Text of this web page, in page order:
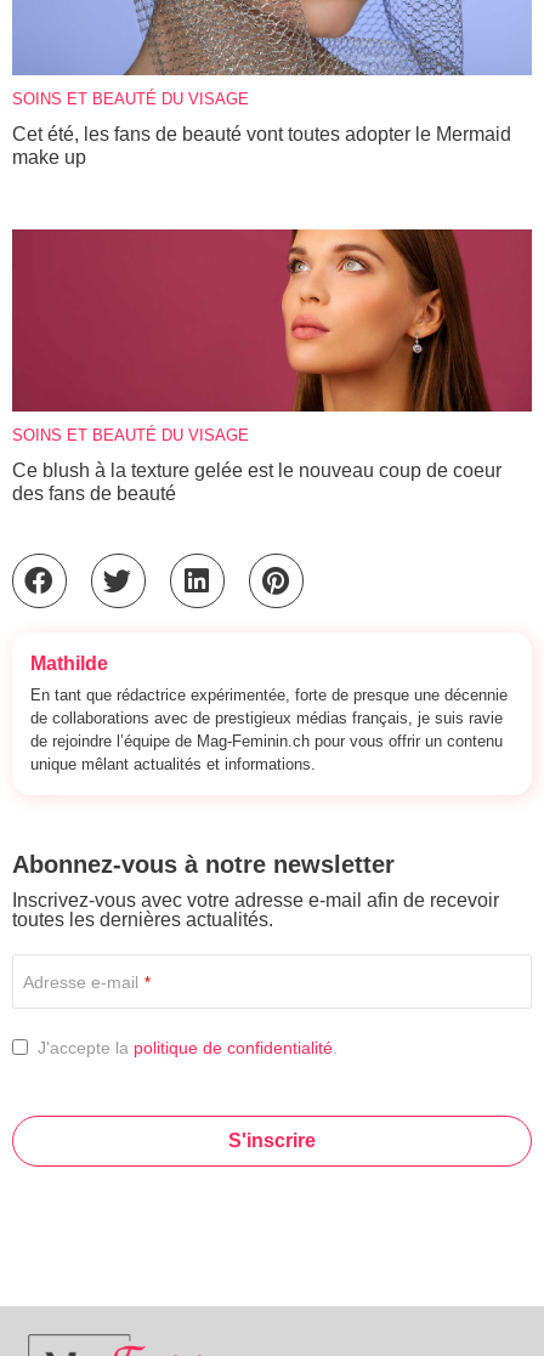
SOINS ET BEAUTÉ DU VISAGE
Cet été, les fans de beauté vont toutes adopter le Mermaid
make up
SOINS ET BEAUTÉ DU VISAGE
Ce blush à la texture gelée est le nouveau coup de coeur
des fans de beauté
Mathilde
En tant que rédactrice expérimentée, forte de presque une décennie
de collaborations avec de prestigieux médias français, je suis ravie
de rejoindre l’équipe de Mag-Feminin.ch pour vous offrir un contenu
unique mêlant actualités et informations.
Abonnez-vous à notre newsletter
Inscrivez-vous avec votre adresse e-mail afin de recevoir
toutes les dernières actualités.
Adresse e-mail *
J'accepte la politique de confidentialité
S'inscrire